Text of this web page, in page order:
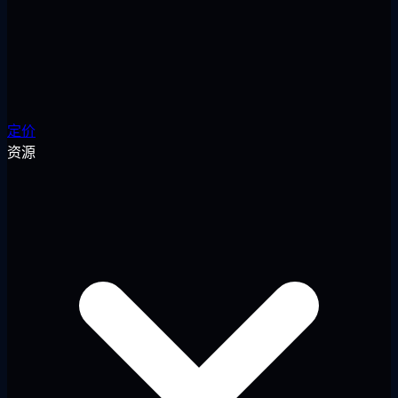
定价
资源